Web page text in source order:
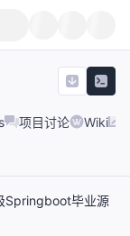
项目讨论 Wiki
Springboot毕业源